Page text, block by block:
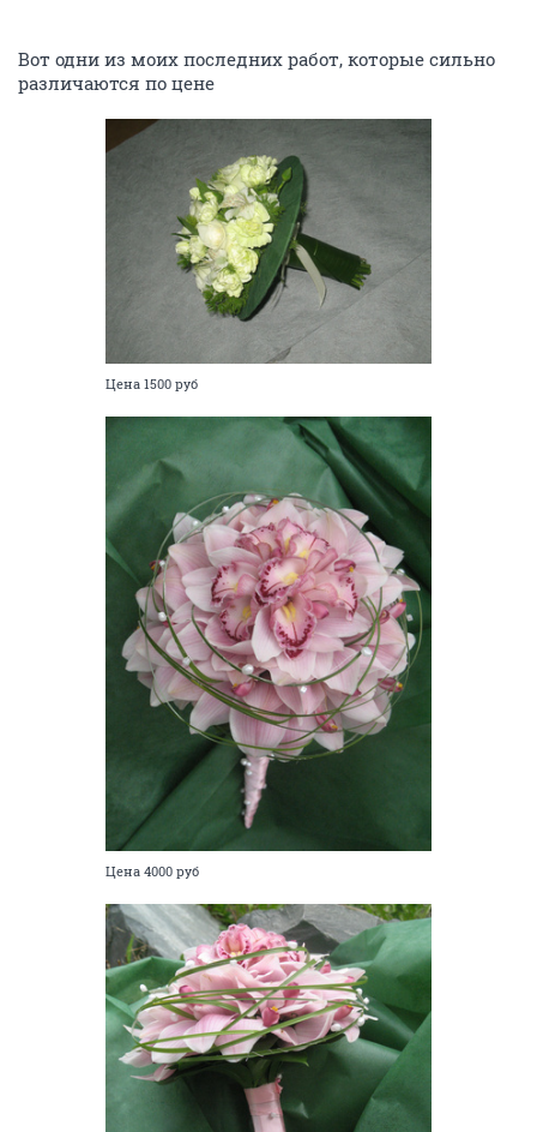
Вот одни из моих последних работ, которые сильно
различаются по цене
Цена 1500 руб
Цена 4000 руб